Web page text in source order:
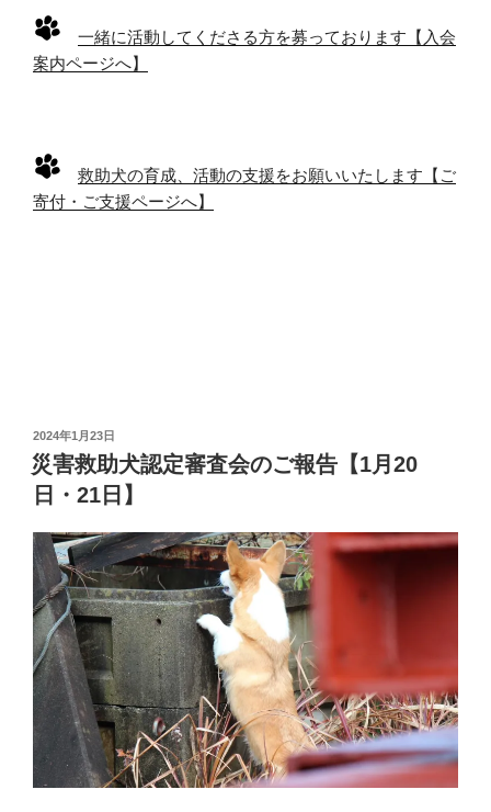
一緒に活動してくださる方を募っております【入会
案内ページへ】
救助犬の育成、活動の支援をお願いいたします【ご
寄付・ご支援ページへ】
投
稿
日:
2024年1月23日
災害救助犬認定審査会のご報告【1月20
日・21日】